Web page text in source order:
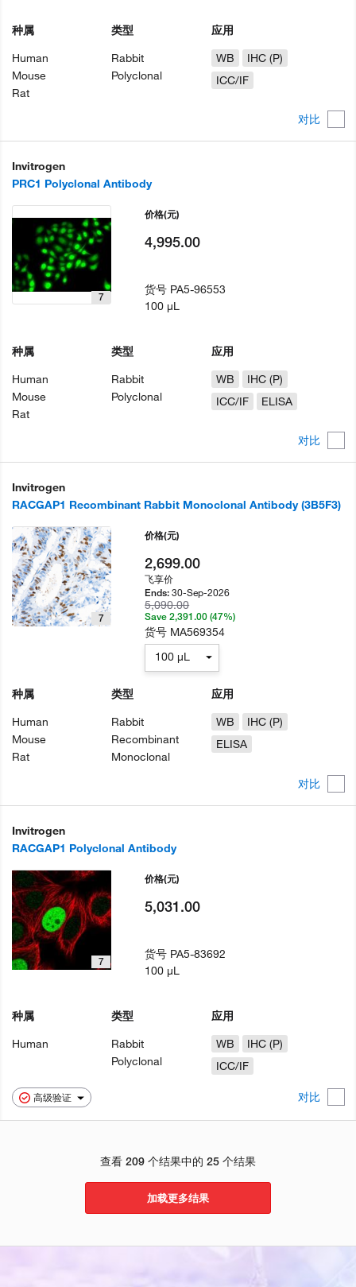
对比
种属
Human
Mouse
Rat
类型
Rabbit
Polyclonal
应用
WB
IHC (P)
ICC/IF
Invitrogen
PRC1 Polyclonal Antibody
对比
7
种属
Human
Mouse
Rat
类型
Rabbit
Polyclonal
应用
WB
IHC (P)
ICC/IF
ELISA
价格(元)
4,995.00
货号 PA5-96553
100 µL
Invitrogen
RACGAP1 Recombinant Rabbit Monoclonal Antibody (3B5F3)
对比
7
种属
Human
Mouse
Rat
类型
Rabbit
Recombinant
Monoclonal
应用
WB
IHC (P)
ELISA
价格(元)
2,699.00
飞享价
Ends:30-Sep-2026
5,090.00
Save 2,391.00 (47%)
货号 MA569354
100 µL
Invitrogen
RACGAP1 Polyclonal Antibody
高级验证 对比
7
种属
Human
类型
Rabbit
Polyclonal
应用
WB
IHC (P)
ICC/IF
价格(元)
5,031.00
货号 PA5-83692
100 µL
查看 209 个结果中的 25 个结果
加载更多结果